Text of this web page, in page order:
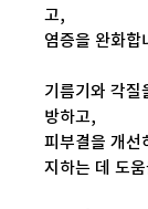
고,
염증을 완화합
기름기와 각질
방하고,
피부결을 개선
지하는 데 도